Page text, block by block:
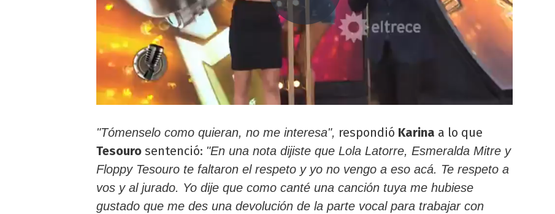
"Tómenselo como quieran, no me interesa", respondió Karina a lo que
Tesouro sentenció: "En una nota dijiste que Lola Latorre, Esmeralda Mitre y
Floppy Tesouro te faltaron el respeto y yo no vengo a eso acá. Te respeto a
vos y al jurado. Yo dije que como canté una canción tuya me hubiese
gustado que me des una devolución de la parte vocal para trabajar con